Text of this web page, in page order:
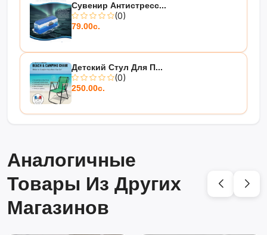
Сувенир Антистресс...
(0)
79.00с.
Детский Стул Для П...
(0)
250.00с.
Аналогичные
Товары Из Других
Магазинов